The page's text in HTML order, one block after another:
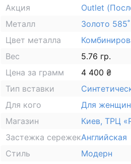
Акция
Outlet
Металл
Золото 585˚
Цвет металла
Вес
5.76 гр.
Цена за грамм
4 400 ₴
Тип вставки
Для кого
Для женщин
Магазин
Киев, ТРЦ
Застежка сережекАнглийская
Стиль
Модерн